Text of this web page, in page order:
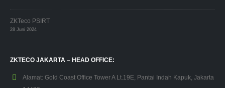
ZKTeco PSIRT
28 Juni 2024
ZKTECO JAKARTA – HEAD OFFICE:
Alamat: Gold Coast Office Tower A Lt.19E, Pantai Indah Kapuk, Jakarta